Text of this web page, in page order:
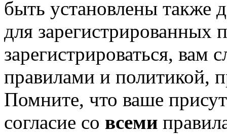
быть установлены также
для зарегистрированных
зарегистрироваться, вам
правилами и политикой,
Помните, что ваше
согласие со всеми